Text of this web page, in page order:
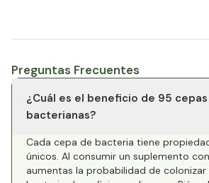
Preguntas Frecuentes
¿Cuál es el beneficio de 95 cepas
bacterianas?
Cada cepa de bacteria tiene
únicos. Al consumir un suplemento
aumentas la probabilidad de